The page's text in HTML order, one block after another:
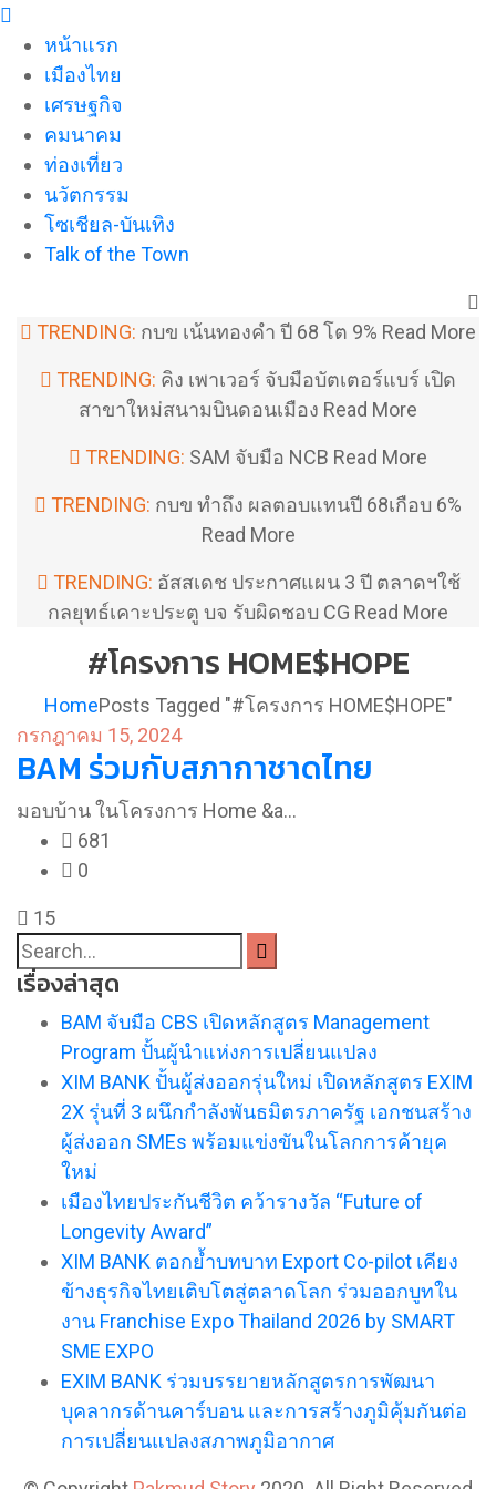
Skip
the
content
หน้าแรก
เมืองไทย
เศรษฐกิจ
คมนาคม
ท่องเที่ยว
นวัตกรรม
โซเชียล-บันเทิง
Talk of the Town
TRENDING: กบข เน้นทองคำ ปี 68 โต 9% Read More
TRENDING: คิง เพาเวอร์ จับมือบัตเตอร์แบร์ เปิด
สาขาใหม่สนามบินดอนเมือง Read More
TRENDING: SAM จับมือ NCB Read More
TRENDING: กบข ทำถึง ผลตอบแทนปี 68เกือบ 6%
Read More
TRENDING: อัสสเดช ประกาศแผน 3 ปี ตลาดฯใช้
กลยุทธ์เคาะประตู บจ รับผิดชอบ CG Read More
#โครงการ HOME$HOPE
HomePosts Tagged "#โครงการ HOME$HOPE"
กรกฎาคม 15, 2024
BAM ร่วมกับสภากาชาดไทย
มอบบ้าน ในโครงการ Home &a…
681
0
15
เรื่องล่าสุด
BAM จับมือ CBS เปิดหลักสูตร Management
Program ปั้นผู้นำแห่งการเปลี่ยนแปลง
XIM BANK ปั้นผู้ส่งออกรุ่นใหม่ เปิดหลักสูตร EXIM
2X รุ่นที่ 3 ผนึกกำลังพันธมิตรภาครัฐ เอกชนสร้าง
ผู้ส่งออก SMEs พร้อมแข่งขันในโลกการค้ายุค
ใหม่
เมืองไทยประกันชีวิต คว้ารางวัล “Future of
Longevity Award”
XIM BANK ตอกย้ำบทบาท Export Co-pilot เคียง
ข้างธุรกิจไทยเติบโตสู่ตลาดโลก ร่วมออกบูทใน
งาน Franchise Expo Thailand 2026 by SMART
SME EXPO
EXIM BANK ร่วมบรรยายหลักสูตรการพัฒนา
บุคลากรด้านคาร์บอน และการสร้างภูมิคุ้มกันต่อ
การเปลี่ยนแปลงสภาพภูมิอากาศ